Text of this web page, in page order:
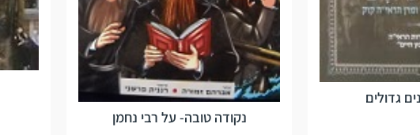
גדולים
נקודה טובה- על רבי נחמן